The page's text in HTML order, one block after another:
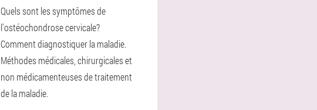
Quels sont les symptômes de
l'ostéochondrose cervicale?
Comment diagnostiquer la maladie.
Méthodes médicales, chirurgicales et
non médicamenteuses de traitement
de la maladie.